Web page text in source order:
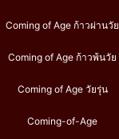
Coming of Age ก้าวผ่านวัย
Coming of Age ก้าวพ้นวัย
Coming of Age วัยรุ่น
Coming-of-Age